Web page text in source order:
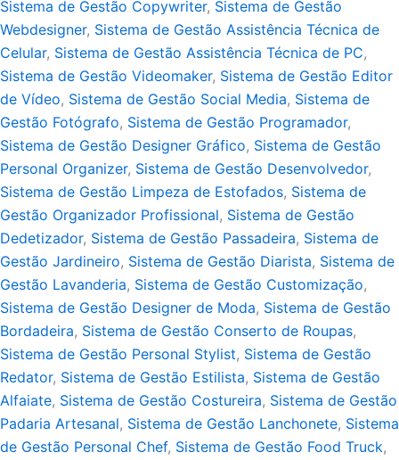
Sistema de Gestão Copywriter, Sistema de Gestão
Webdesigner, Sistema de Gestão Assistência Técnica de
Celular, Sistema de Gestão Assistência Técnica de PC,
Sistema de Gestão Videomaker, Sistema de Gestão Editor
de Vídeo, Sistema de Gestão Social Media, Sistema de
Gestão Fotógrafo, Sistema de Gestão Programador,
Sistema de Gestão Designer Gráfico, Sistema de Gestão
Personal Organizer, Sistema de Gestão Desenvolvedor,
Sistema de Gestão Limpeza de Estofados, Sistema de
Gestão Organizador Profissional, Sistema de Gestão
Dedetizador, Sistema de Gestão Passadeira, Sistema de
Gestão Jardineiro, Sistema de Gestão Diarista, Sistema de
Gestão Lavanderia, Sistema de Gestão Customização,
Sistema de Gestão Designer de Moda, Sistema de Gestão
Bordadeira, Sistema de Gestão Conserto de Roupas,
Sistema de Gestão Personal Stylist, Sistema de Gestão
Redator, Sistema de Gestão Estilista, Sistema de Gestão
Alfaiate, Sistema de Gestão Costureira, Sistema de Gestão
Padaria Artesanal, Sistema de Gestão Lanchonete, Sistema
de Gestão Personal Chef, Sistema de Gestão Food Truck,